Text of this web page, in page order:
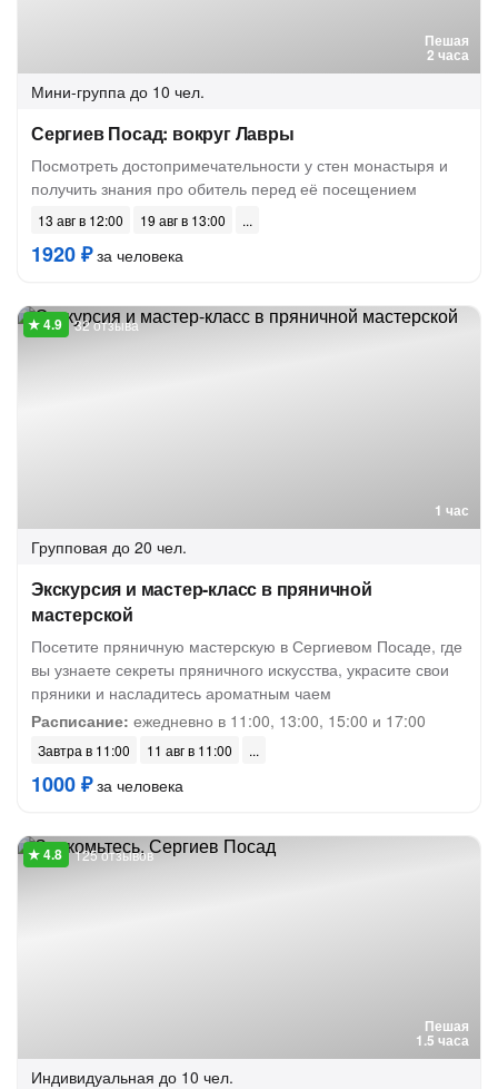
Пешая
2 часа
Мини-группа до 10 чел.
Сергиев Посад: вокруг Лавры
Посмотреть достопримечательности у стен монастыря и
получить знания про обитель перед её посещением
13 авг в 12:00 19 авг в 13:00
1920 ₽за человека
1 час
32 отзыва
Групповая до 20 чел.
Экскурсия и мастер-класс в пряничной
мастерской
Посетите пряничную мастерскую в Сергиевом Посаде, где
вы узнаете секреты пряничного искусства, украсите свои
пряники и насладитесь ароматным чаем
Расписание: ежедневно в 11:00, 13:00, 15:00 и 17:00
Завтра в 11:00 11 авг в 11:00
1000 ₽за человека
Пешая
1.5 часа
125 отзывов
Индивидуальная до 10 чел.